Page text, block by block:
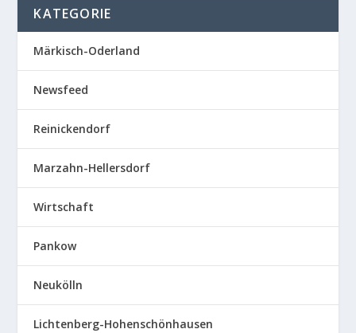
KATEGORIE
Märkisch-Oderland
Newsfeed
Reinickendorf
Marzahn-Hellersdorf
Wirtschaft
Pankow
Neukölln
Lichtenberg-Hohenschönhausen